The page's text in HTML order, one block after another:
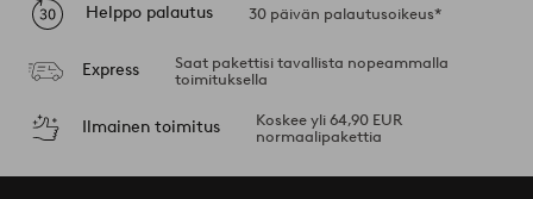
Helppo palautus 30 päivän palautusoikeus*
Express
Saat pakettisi tavallista nopeammalla
toimituksella
Ilmainen toimitus
Koskee yli 64,90 EUR
normaalipakettia